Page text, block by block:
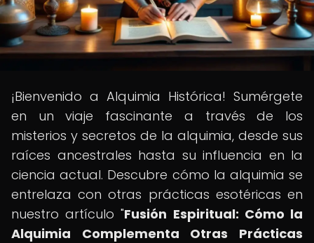
¡Bienvenido a Alquimia Histórica! Sumérgete
en un viaje fascinante a través de los
misterios y secretos de la alquimia, desde sus
raíces ancestrales hasta su influencia en la
ciencia actual. Descubre cómo la alquimia se
entrelaza con otras prácticas esotéricas en
nuestro artículo "Fusión Espiritual: Cómo la
Alquimia Complementa Otras Prácticas